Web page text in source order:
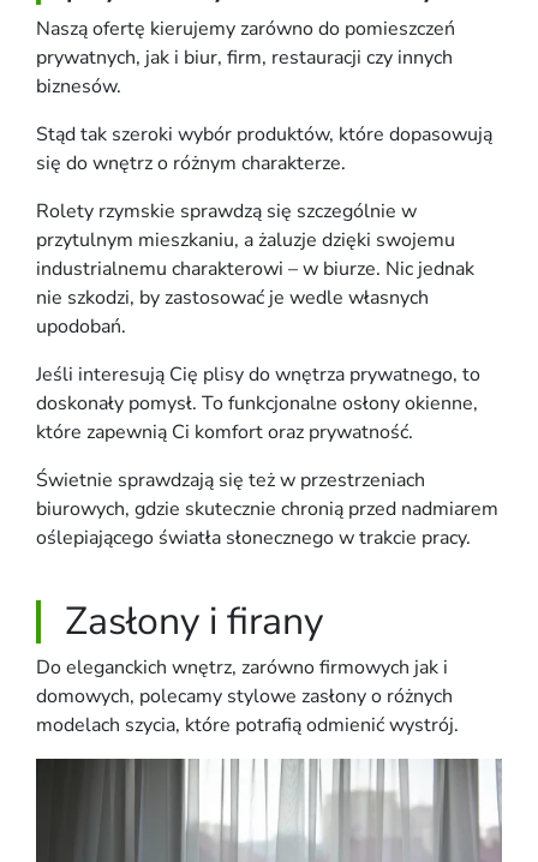
Naszą ofertę kierujemy zarówno do pomieszczeń
prywatnych, jak i biur, firm, restauracji czy innych
biznesów.
Stąd tak szeroki wybór produktów, które dopasowują
się do wnętrz o różnym charakterze.
Rolety rzymskie sprawdzą się szczególnie w
przytulnym mieszkaniu, a żaluzje dzięki swojemu
industrialnemu charakterowi – w biurze. Nic jednak
nie szkodzi, by zastosować je wedle własnych
upodobań.
Jeśli interesują Cię plisy do wnętrza prywatnego, to
doskonały pomysł. To funkcjonalne osłony okienne,
które zapewnią Ci komfort oraz prywatność.
Świetnie sprawdzają się też w przestrzeniach
biurowych, gdzie skutecznie chronią przed nadmiarem
oślepiającego światła słonecznego w trakcie pracy.
Zasłony i firany
Do eleganckich wnętrz, zarówno firmowych jak i
domowych, polecamy stylowe zasłony o różnych
modelach szycia, które potrafią odmienić wystrój.